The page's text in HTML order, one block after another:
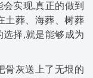
实现,真正的做到
土葬、海葬、树葬
择,就是能够成为
骨灰送上了无垠的